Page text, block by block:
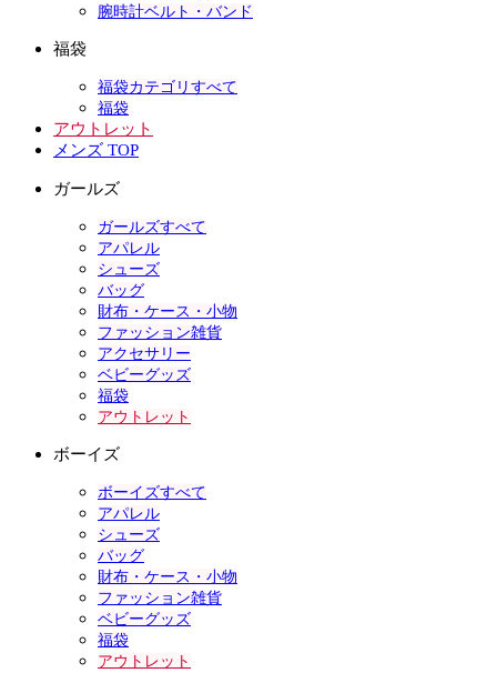
腕時計ベルト・バンド
福袋
福袋カテゴリすべて
福袋
アウトレット
メンズ TOP
ガールズ
ガールズすべて
アパレル
シューズ
バッグ
財布・ケース・小物
ファッション雑貨
アクセサリー
ベビーグッズ
福袋
アウトレット
ボーイズ
ボーイズすべて
アパレル
シューズ
バッグ
財布・ケース・小物
ファッション雑貨
ベビーグッズ
福袋
アウトレット